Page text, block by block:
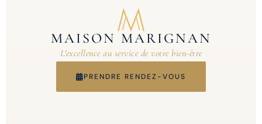
MAISON MARIGNAN
L'excellence au service de votre bien-être
PRENDRE RENDEZ-VOUS